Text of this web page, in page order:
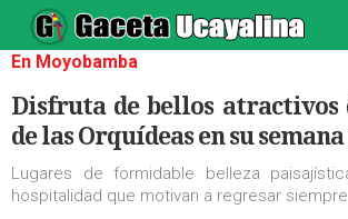
En Moyobamba
Disfruta de bellos atractivos
de las Orquídeas en su
Lugares de formidable belleza
hospitalidad que motivan a regresar